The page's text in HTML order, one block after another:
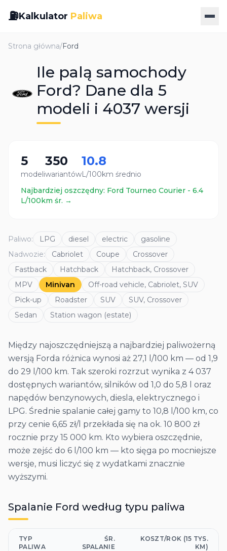
⛽Kalkulator Paliwa
Strona główna/Ford
Ile palą samochody
Ford? Dane dla 5
modeli i 4037 wersji
5
modeli
350
wariantów
10.8
L/100km średnio
Najbardziej oszczędny: Ford Tourneo Courier - 6.4
L/100km śr. →
Paliwo: LPG diesel electric
gasoline
Nadwozie: Cabriolet Coupe
Crossover
Fastback
Hatchback
Hatchback, Crossover
MPV
Minivan
Off-road vehicle, Cabriolet, SUV
Pick-up
Roadster SUV
SUV, Crossover
Sedan
Station wagon (estate)
Między najoszczędniejszą a najbardziej paliwożerną
wersją Forda różnica wynosi aż 27,1 l/100 km — od 1,9
do 29 l/100 km. Tak szeroki rozrzut wynika z 4 037
dostępnych wariantów, silników od 1,0 do 5,8 l oraz
napędów benzynowych, diesla, elektrycznego i
LPG. Średnie spalanie całej gamy to 10,8 l/100 km, co
przy cenie 6,65 zł/l przekłada się na ok. 10 800 zł
rocznie przy 15 000 km. Kto wybiera oszczędnie,
może zejść do 6 l/100 km — kto sięga po mocniejsze
wersje, musi liczyć się z wydatkami znacznie
wyższymi.
Spalanie Ford według typu paliwa
TYP
PALIWA
ŚR.
SPALANIE
KOSZT/ROK (15 TYS.
KM)